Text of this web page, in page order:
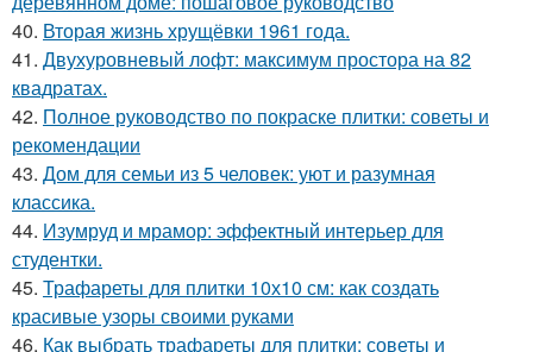
40. Вторая жизнь хрущёвки 1961 года.
41. Двухуровневый лофт: максимум простора на 82
квадратах.
42. Полное руководство по покраске плитки: советы и
рекомендации
43. Дом для семьи из 5 человек: уют и разумная
классика.
44. Изумруд и мрамор: эффектный интерьер для
студентки.
45. Трафареты для плитки 10х10 см: как создать
красивые узоры своими руками
46. Как выбрать трафареты для плитки: советы и